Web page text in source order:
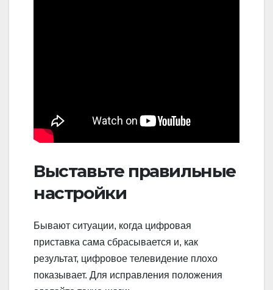
Выставьте правильные
настройки
Бывают ситуации, когда цифровая
приставка сама сбрасывается и, как
результат, цифровое телевидение плохо
показывает. Для исправления положения